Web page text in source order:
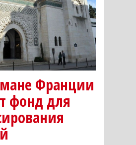
Франции
фонд для